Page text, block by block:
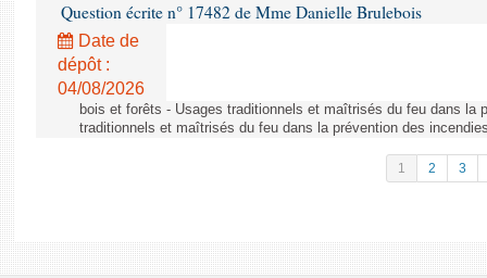
Question écrite n° 17482 de Mme Danielle Brulebois
Date de
dépôt :
04/08/2026
bois et forêts - Usages traditionnels et maîtrisés du feu dans la
traditionnels et maîtrisés du feu dans la prévention des
1 2 3